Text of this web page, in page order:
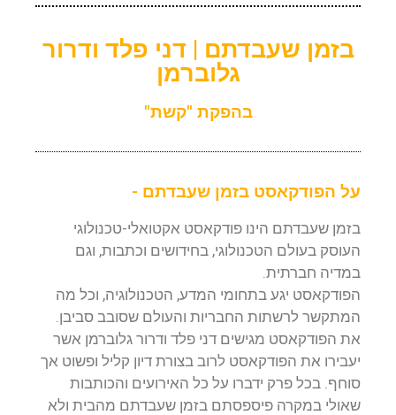
בזמן שעבדתם | דני פלד ודרור
גלוברמן
בהפקת "קשת"
על הפודקאסט בזמן שעבדתם -
בזמן שעבדתם הינו פודקאסט אקטואלי-טכנולוגי
העוסק בעולם הטכנולוגי, בחידושים וכתבות, וגם
במדיה חברתית.
הפודקאסט יגע בתחומי המדע, הטכנולוגיה, וכל מה
המתקשר לרשתות החבריות והעולם שסובב סביבן.
את הפודקאסט מגישים דני פלד ודרור גלוברמן אשר
יעבירו את הפודקאסט לרוב בצורת דיון קליל ופשוט אך
סוחף. בכל פרק ידברו על כל האירועים והכותבות
שאולי במקרה פיספסתם בזמן שעבדתם מהבית ולא